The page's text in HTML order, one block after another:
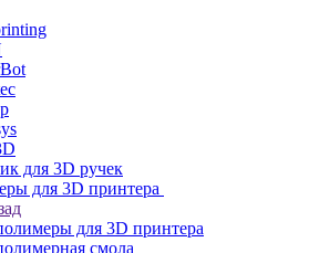
для 3D ручек
для 3D принтера
для 3D принтера
смола